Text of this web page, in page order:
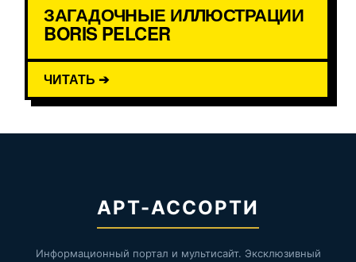
ЗАГАДОЧНЫЕ ИЛЛЮСТРАЦИИ
BORIS PELCER
ЧИТАТЬ ➔
АРТ-АССОРТИ
Информационный портал и мультисайт. Эксклюзивный